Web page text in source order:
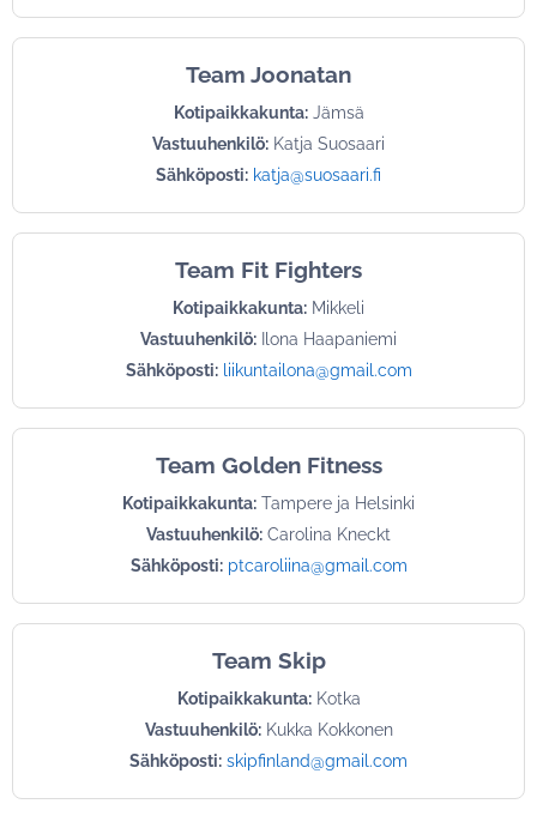
Team Joonatan
Kotipaikkakunta:Jämsä
Vastuuhenkilö: Katja Suosaari
Sähköposti: katja@suosaari.fi
Team Fit Fighters
Kotipaikkakunta: Mikkeli
Vastuuhenkilö: Ilona Haapaniemi
Sähköposti: liikuntailona@gmail.com
Team Golden Fitness
Kotipaikkakunta: Tampere ja Helsinki
Vastuuhenkilö: Carolina Kneckt
Sähköposti: ptcaroliina@gmail.com
Team Skip
Kotipaikkakunta:Kotka
Vastuuhenkilö:Kukka Kokkonen
Sähköposti: skipfinland@gmail.com